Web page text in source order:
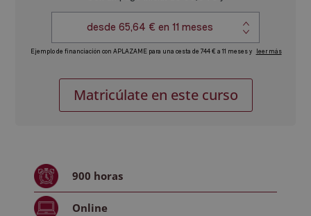
en
Marketing,
Matricúlate en este curso
900 horas
Online